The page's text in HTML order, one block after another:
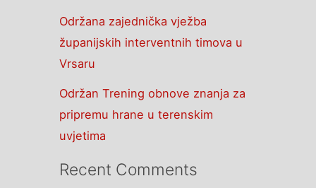
Održana zajednička vježba
županijskih interventnih timova u
Vrsaru
Održan Trening obnove znanja za
pripremu hrane u terenskim
uvjetima
Recent Comments